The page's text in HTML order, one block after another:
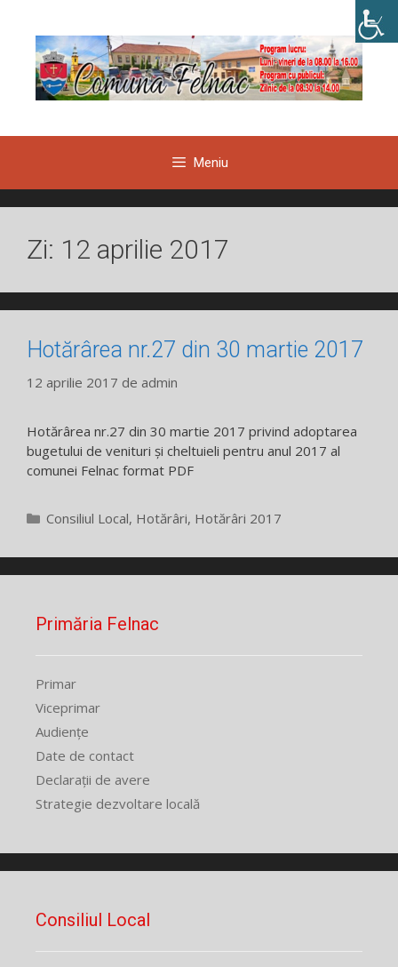
conținut
Meniu
Zi: 12 aprilie 2017
Hotărârea nr.27 din 30 martie 2017
12 aprilie 2017 de admin
Hotărârea nr.27 din 30 martie 2017 privind adoptarea
bugetului de venituri și cheltuieli pentru anul 2017 al
comunei Felnac format PDF
Categorii
Consiliul Local, Hotărâri, Hotărâri 2017
Primăria Felnac
Primar
Viceprimar
Audiențe
Date de contact
Declarații de avere
Strategie dezvoltare locală
Consiliul Local